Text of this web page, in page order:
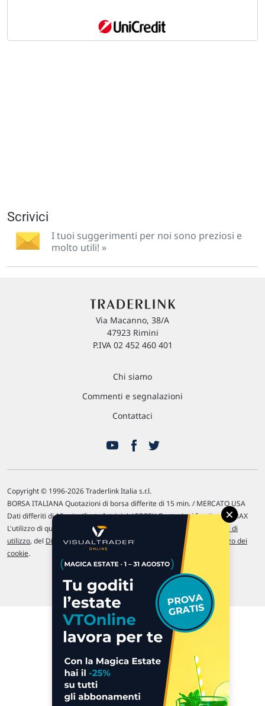
Scrivici
I tuoi suggerimenti per noi sono preziosi e
molto utili! »
Via Macanno, 38/A
47923 Rimini
P.IVA 02 452 460 401
Chi siamo
Commenti e segnalazioni
Contattaci
Copyright © 1996-2026 Traderlink Italia s.r.l.
BORSA ITALIANA Quotazioni di borsa differite di 15 min. / MERCATO USA
Dati differiti di 15 min. (fonte Intrinio) / FOREX Quotazioni fornite da LMAX
L'utilizzo di questo sito implica l'accettazione delle nostre
Condizioni di
utilizzo, del Disclaimer MAR, dellePolitiche sulla privacy
Utilizzo dei
cookie.
×